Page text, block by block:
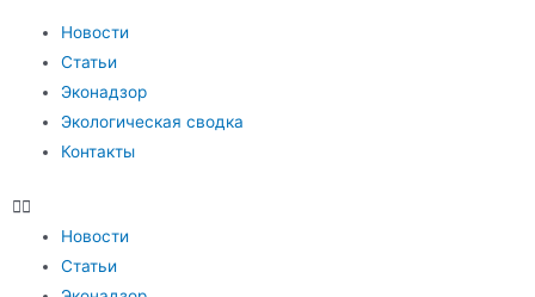
Новости
Статьи
Эконадзор
Экологическая сводка
Контакты
Новости
Статьи